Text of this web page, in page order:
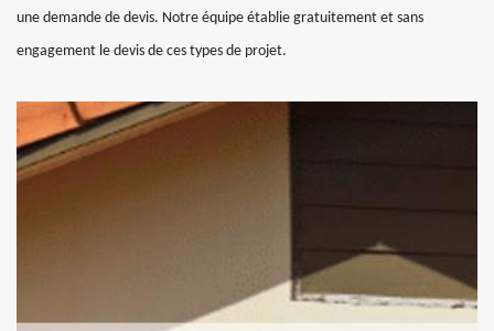
une demande de devis. Notre équipe établie gratuitement et sans
engagement le devis de ces types de projet.